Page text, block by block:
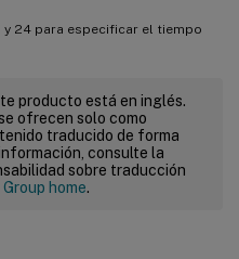
y 24 para especificar el tiempo
producto está en inglés.
ofrecen solo como
traducido de forma
consulte la
sobre traducción
home.